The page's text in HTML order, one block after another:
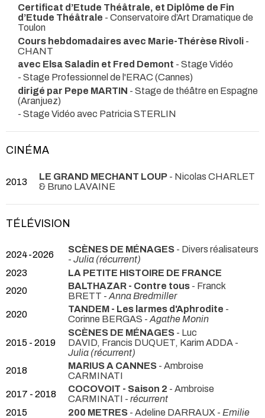
Certificat d’Etude Théâtrale, et Diplôme de Fin
d’Etude Théâtrale - Conservatoire d’Art Dramatique de
Toulon
Cours hebdomadaires avec Marie-Thérèse Rivoli -
CHANT
avec Elsa Saladin et Fred Demont - Stage Vidéo
- Stage Professionnel de l'ERAC (Cannes)
dirigé par Pepe MARTIN - Stage de théâtre en Espagne
(Aranjuez)
- Stage Vidéo avec Patricia STERLIN
CINÉMA
2013 LE GRAND MECHANT LOUP - Nicolas CHARLET
& Bruno LAVAINE
TÉLÉVISION
2024-2026 SCÈNES DE MÉNAGES - Divers réalisateurs
- Julia (récurrent)
2023
LA PETITE HISTOIRE DE FRANCE
2020
BALTHAZAR - Contre tous - Franck
BRETT - Anna Bredmiller
2020
TANDEM - Les larmes d'Aphrodite -
Corinne BERGAS - Agathe Monin
2015 - 2019
SCÈNES DE MÉNAGES - Luc
DAVID, Francis DUQUET, Karim ADDA -
Julia (récurrent)
2018
MARIUS A CANNES - Ambroise
CARMINATI
2017 - 2018
COCOVOIT - Saison 2 - Ambroise
CARMINATI - récurrent
2015
200 METRES - Adeline DARRAUX - Emilie